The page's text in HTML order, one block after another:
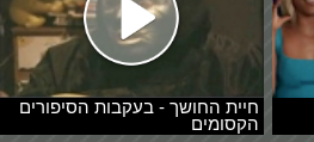
חיית החושך - בעקבות הסיפורים
הקסומים